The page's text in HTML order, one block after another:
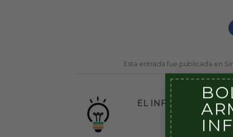
Esta entrada fue publicada en
EL INFANTE